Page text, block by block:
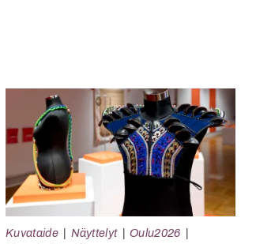
Kuvataide Näyttelyt
Oulu2026